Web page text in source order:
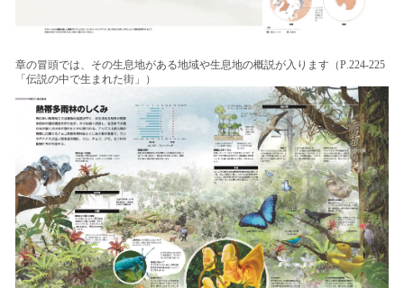
章の冒頭では、その生息地がある地域や生息地の概説が入ります（P.224-225
「伝説の中で生まれた街」）